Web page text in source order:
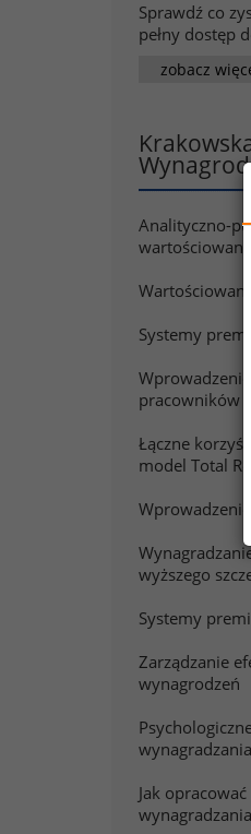
Sprawdź co
pełny dostęp
zobacz
Analityczno-
Systemy
pracowników
Łączne
model Total
wyższego
Systemy
Zarządzanie
wynagrodzeń
wynagradzania
Jak